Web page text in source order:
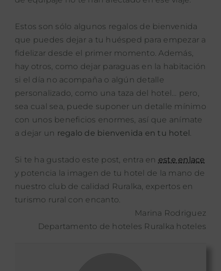
Estos son sólo algunos regalos de bienvenida
que puedes dejar a tu huésped para empezar a
fidelizar desde el primer momento. Además,
hay otros, como dejar paraguas en la habitación
si el día no acompaña o algún detalle
personalizado, como una taza del hotel… pero,
sea cual sea, puede suponer un detalle mínimo
con unos beneficios enormes, así que anímate
a dejar un regalo de bienvenida en tu hotel.
Si te ha gustado este post, entra en este enlace
y potencia la imagen de tu hotel de la mano de
nuestro club de calidad Ruralka, expertos en
turismo rural con encanto.
Marina Rodriguez
Departamento de hoteles Ruralka hoteles